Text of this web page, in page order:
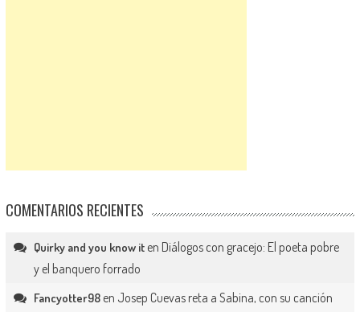
COMENTARIOS RECIENTES
Quirky and you know iten Diálogos con gracejo: El poeta pobre
y el banquero forrado
Fancyotter98en Josep Cuevas reta a Sabina, con su canción